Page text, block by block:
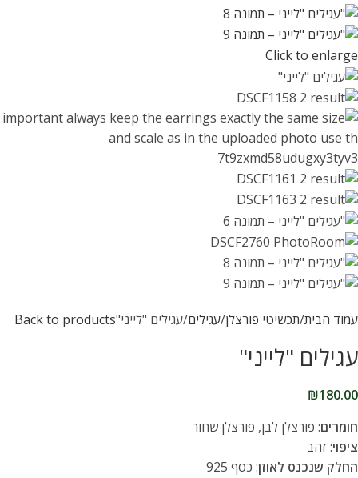
Click to enlarge
עמוד הבית תכשיטי פורצלן עגילים עגילים "לייני"Back to products
עגילים "לייני"
₪180.00
חומרים: פורצלן לבן, פורצלן שחור
ציפוי: זהב
החלק שנכנס לאוזן: כסף 925